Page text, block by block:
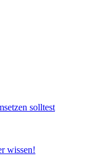
solltest
wissen!